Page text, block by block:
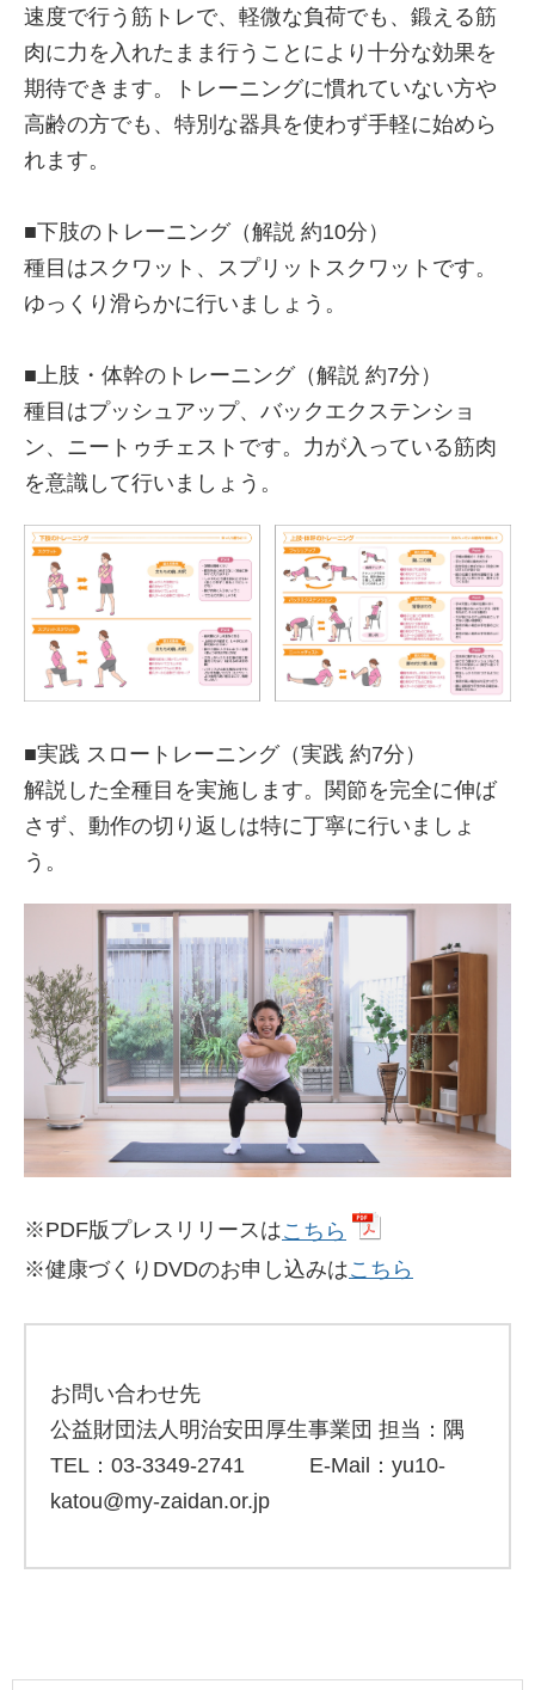
速度で行う筋トレで、軽微な負荷でも、鍛える筋
肉に力を入れたまま行うことにより十分な効果を
期待できます。トレーニングに慣れていない方や
高齢の方でも、特別な器具を使わず手軽に始めら
れます。
■下肢のトレーニング（解説 約10分）
種目はスクワット、スプリットスクワットです。
ゆっくり滑らかに行いましょう。
■上肢・体幹のトレーニング（解説 約7分）
種目はプッシュアップ、バックエクステンショ
ン、ニートゥチェストです。力が入っている筋肉
を意識して行いましょう。
■実践 スロートレーニング（実践 約7分）
解説した全種目を実施します。関節を完全に伸ば
さず、動作の切り返しは特に丁寧に行いましょ
う。
※PDF版プレスリリースはこちら
※健康づくりDVDのお申し込みはこちら
お問い合わせ先
公益財団法人明治安田厚生事業団 担当：隅
TEL：03-3349-2741 E-Mail：yu10-
katou@my-zaidan.or.jp